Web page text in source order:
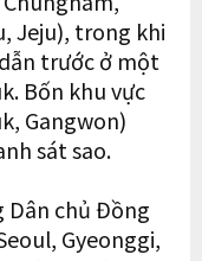
Jeju), trong khi
trước ở một
Bốn khu vực
Gangwon)
sát sao.
Dân chủ Đồng
Gyeonggi,